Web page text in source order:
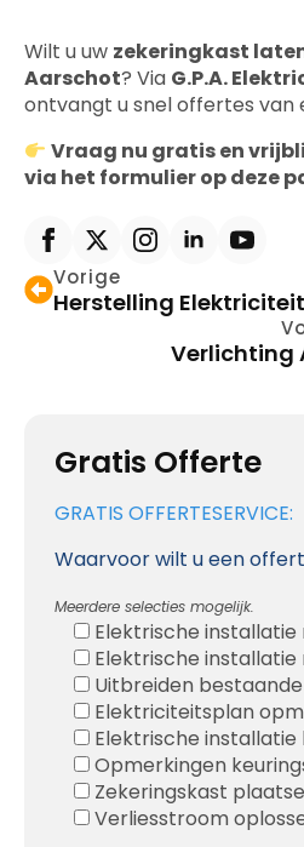
Gratis Offerte
GRATIS OFFERTESERVICE:
Waarvoor wilt u een
Meerdere selecties mogelijk.
Elektrische installatie
Elektrische
Uitbreiden
Elektriciteitsplan
Elektrische installatie
Opmerkingen
Zekeringskast
Verliesstroom
Wilt u uw zekeringkast
Aarschot? Via G.P.A.
ontvangt u snel offertes van
Vraag nu gratis en
via het formulier op deze
Vorige
Herstelling
Verlichting